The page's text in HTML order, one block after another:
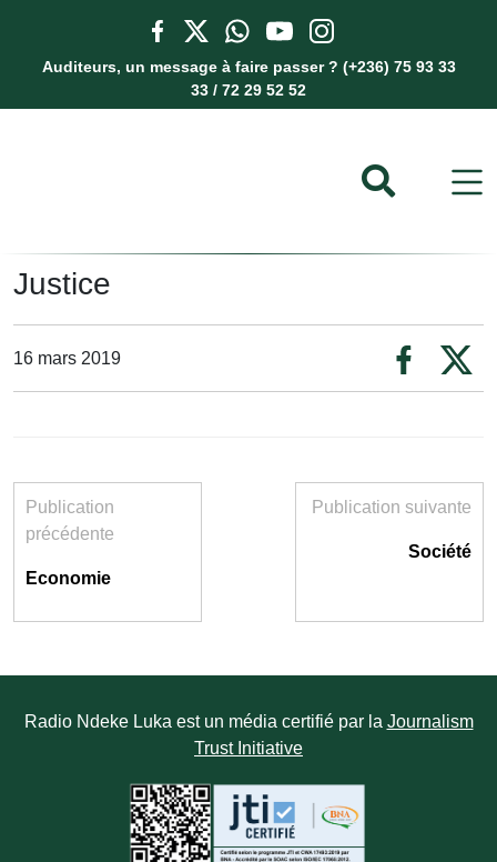
Auditeurs, un message à faire passer ? (+236) 75 93 33
33 / 72 29 52 52
Justice
16 mars 2019
Publication
précédente
Economie
Publication suivante
Société
Radio Ndeke Luka est un média certifié par la Journalism
Trust Initiative